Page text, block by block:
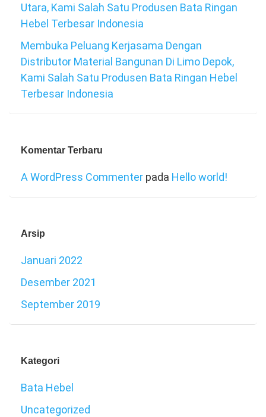
Utara, Kami Salah Satu Produsen Bata Ringan
Hebel Terbesar Indonesia
Membuka Peluang Kerjasama Dengan
Distributor Material Bangunan Di Limo Depok,
Kami Salah Satu Produsen Bata Ringan Hebel
Terbesar Indonesia
Komentar Terbaru
A WordPress Commenter pada Hello world!
Arsip
Januari 2022
Desember 2021
September 2019
Kategori
Bata Hebel
Uncategorized